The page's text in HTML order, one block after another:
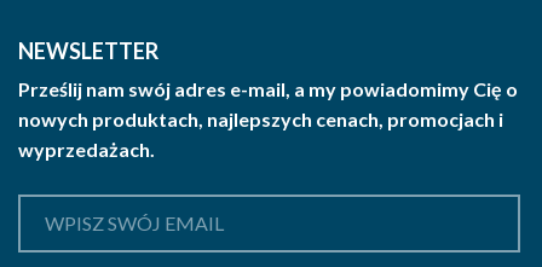
NEWSLETTER
Prześlij nam swój adres e-mail, a my powiadomimy Cię o
nowych produktach, najlepszych cenach, promocjach i
wyprzedażach.